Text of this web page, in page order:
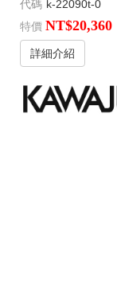
代碼 k-22090t-0
特價 NT$20,360
詳細介紹